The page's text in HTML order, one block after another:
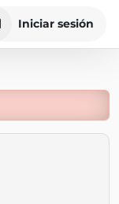
Iniciar sesión